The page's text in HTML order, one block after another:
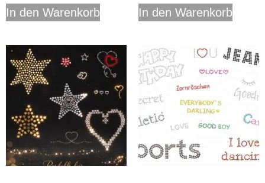
In den Warenkorb In den Warenkorb